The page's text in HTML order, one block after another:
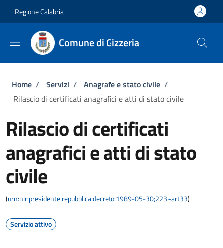
Regione Calabria
Comune di Gizzeria
Briciole di pane
Home / Servizi / Anagrafe e stato civile /
Rilascio di certificati anagrafici e atti di stato civile
Rilascio di certificati
anagrafici e atti di stato
civile
(urn:nir:presidente.repubblica:decreto:1989-05-30;223~art33)
Servizio attivo